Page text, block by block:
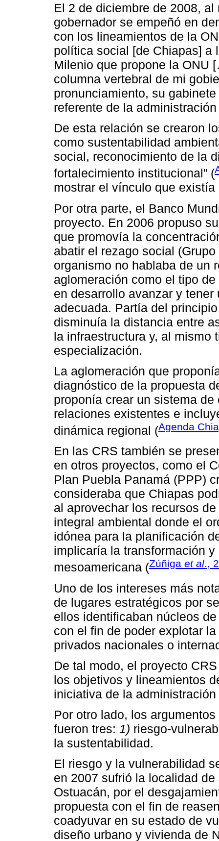
El 2 de diciembre de 2008,
gobernador se empeñó en
con los lineamientos de la
política social [de Chiapas] a
Milenio que propone la
columna vertebral de mi
pronunciamiento, su
referente de la
De esta relación se crearon
como sustentabilidad
social, reconocimiento de la
fortalecimiento institucional” (
mostrar el vínculo que
Por otra parte, el Banco
proyecto. En 2006 propuso
que promovía la
abatir el rezago social
organismo no hablaba de un
aglomeración como el tipo
en desarrollo avanzar y
adecuada. Partía del
disminuía la distancia entre
la infraestructura y, al mismo
especialización.
La aglomeración que
diagnóstico de la propuesta
proponía crear un sistema
relaciones existentes e
dinámica regional (Agenda
En las CRS también se
en otros proyectos, como el
Plan Puebla Panamá (PPP)
consideraba que Chiapas
al aprovechar los recursos
integral ambiental donde el
idónea para la planificación
implicaría la transformación
mesoamericana (Zúñiga et al.,
Uno de los intereses más
de lugares estratégicos por
ellos identificaban núcleos
con el fin de poder explotar
privados nacionales o
De tal modo, el proyecto
los objetivos y lineamientos
iniciativa de la
Por otro lado, los
fueron tres: 1) riesgo-
la sustentabilidad.
El riesgo y la vulnerabilidad
en 2007 sufrió la localidad
Ostuacán, por el
propuesta con el fin de
coadyuvar en su estado de
diseño urbano y vivienda de